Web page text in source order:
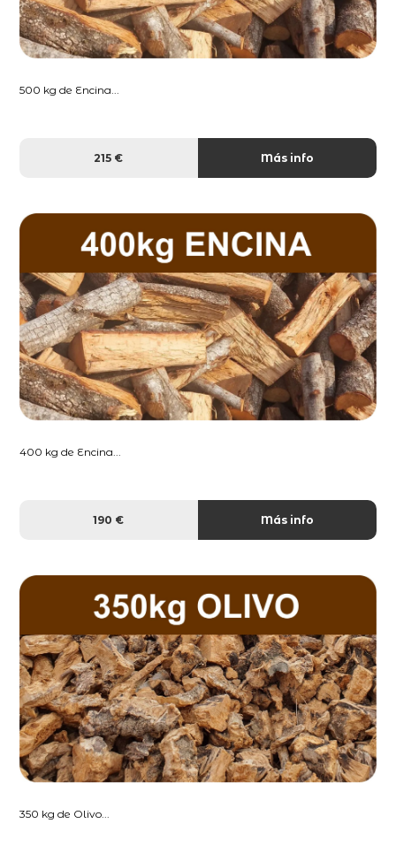
500 kg de Encina...
215 € Más info
400 kg de Encina...
190 € Más info
350 kg de Olivo...